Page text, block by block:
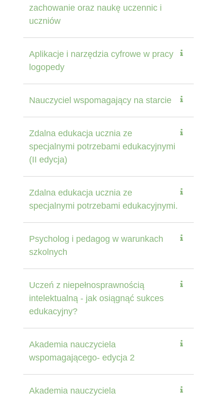
zachowanie oraz naukę uczennic i
uczniów
Aplikacje i narzędzia cyfrowe w pracy
logopedy
Nauczyciel wspomagający na starcie
Zdalna edukacja ucznia ze
specjalnymi potrzebami edukacyjnymi
(II edycja)
Zdalna edukacja ucznia ze
specjalnymi potrzebami edukacyjnymi.
Psycholog i pedagog w warunkach
szkolnych
Uczeń z niepełnosprawnością
intelektualną - jak osiągnąć sukces
edukacyjny?
Akademia nauczyciela
wspomagającego- edycja 2
Akademia nauczyciela